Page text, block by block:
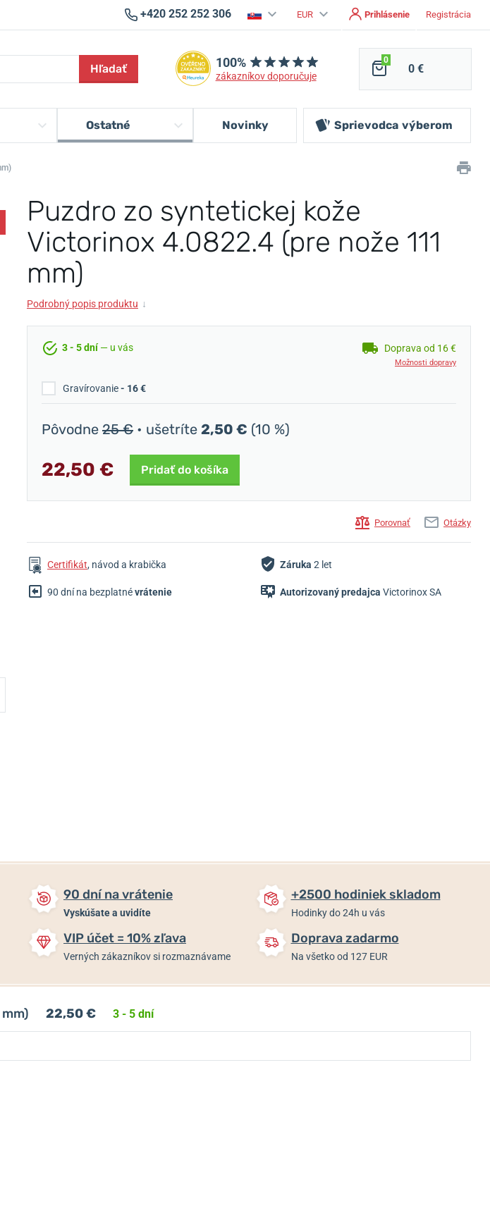
+420 252 252 306 EUR Prihlásenie Registrácia
Hľadať 100%
zákazníkov doporučuje
0
0 €
Ostatné Novinky Sprievodca výberom
Puzdro zo syntetickej kože
Victorinox 4.0822.4 (pre nože 111
mm)
Podrobný popis produktu ↓
3 - 5 dní— u vás Doprava od 16 €
Možnosti dopravy
Gravírovanie- 16 €
Pôvodne 25 € • ušetríte 2,50 € (10 %)
22,50 € Pridať do košíka
Porovnať Otázky
Certifikát, návod a krabička Záruka 2 let
90 dní na bezplatnévrátenie Autorizovaný predajca Victorinox SA
90 dní na vrátenie
Vyskúšate a uvidíte
+2500 hodiniek skladom
Hodinky do 24h u vás
VIP účet = 10% zľava
Verných zákazníkov si rozmaznávame
Doprava zadarmo
Na všetko od 127 EUR
22,50 € 3 - 5 dní